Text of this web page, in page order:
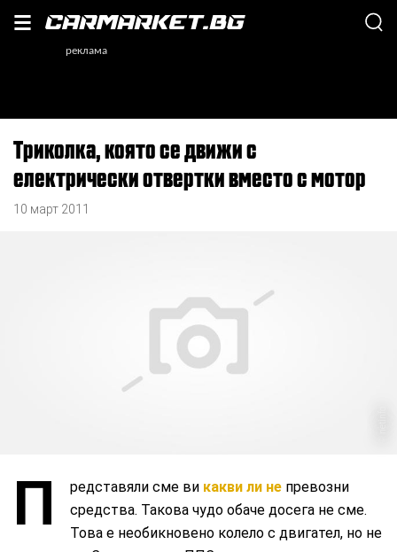
Триколка, която се движи с
електрически отвертки вместо с мотор
10 март 2011
П редставяли сме ви какви ли не превозни
средства. Такова чудо обаче досега не сме.
Това е необикновено колело с двигател, но не